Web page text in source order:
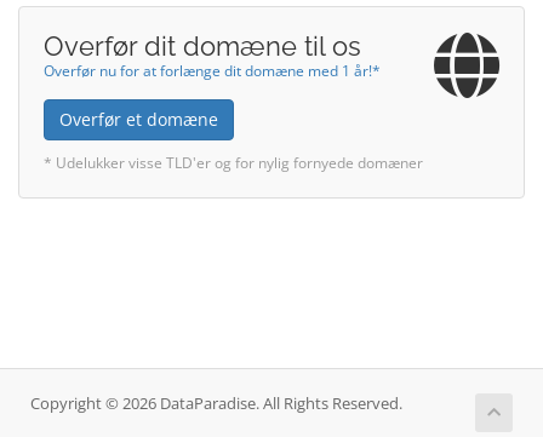
Overfør dit domæne til os
Overfør nu for at forlænge dit domæne med 1 år!*
Overfør et domæne
* Udelukker visse TLD'er og for nylig fornyede domæner
Copyright © 2026 DataParadise. All Rights Reserved.